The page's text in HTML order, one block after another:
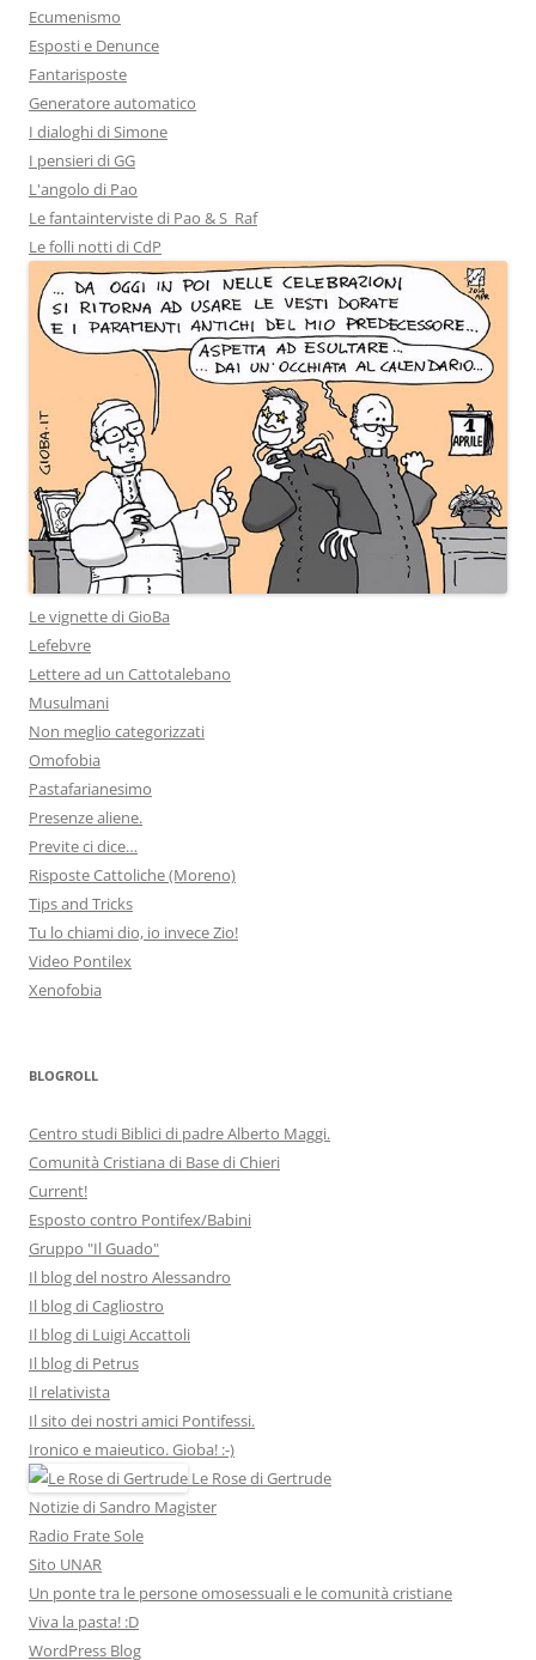
Ecumenismo
Esposti e Denunce
Fantarisposte
Generatore automatico
I dialoghi di Simone
I pensieri di GG
L'angolo di Pao
Le fantainterviste di Pao & S_Raf
Le folli notti di CdP
Le vignette di GioBa
Lefebvre
Lettere ad un Cattotalebano
Musulmani
Non meglio categorizzati
Omofobia
Pastafarianesimo
Presenze aliene.
Previte ci dice…
Risposte Cattoliche (Moreno)
Tips and Tricks
Tu lo chiami dio, io invece Zio!
Video Pontilex
Xenofobia
BLOGROLL
Centro studi Biblici di padre Alberto Maggi.
Comunità Cristiana di Base di Chieri
Current!
Esposto contro Pontifex/Babini
Gruppo "Il Guado"
Il blog del nostro Alessandro
Il blog di Cagliostro
Il blog di Luigi Accattoli
Il blog di Petrus
Il relativista
Il sito dei nostri amici Pontifessi.
Ironico e maieutico. Gioba! :-)
Le Rose di Gertrude
Notizie di Sandro Magister
Radio Frate Sole
Sito UNAR
Un ponte tra le persone omosessuali e le comunità cristiane
Viva la pasta! :D
WordPress Blog